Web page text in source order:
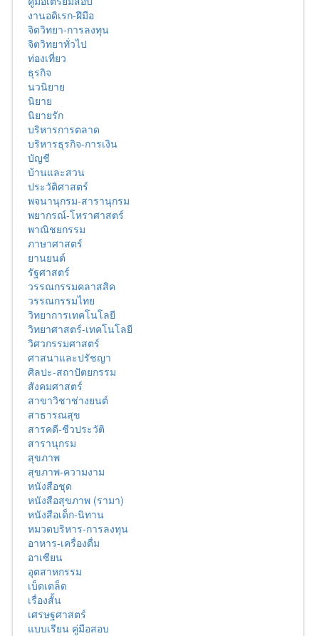
งานอดิเรก-ฝีมือ
จิตวิทยา-การลงทุน
จิตวิทยาทั่วไป
ท่องเที่ยว
ธุรกิจ
นวนิยาย
นิยาย
นิยายรัก
บริหารการตลาด
บริหารธุรกิจ-การเงิน
บัญชี
บ้านและสวน
ประวัติศาสตร์
พจนานุกรม-สารานุกรม
พยากรณ์-โหราศาสตร์
พาณิชยกรรม
ภาษาศาสตร์
ยานยนต์
รัฐศาสตร์
วรรณกรรมคลาสสิค
วรรณกรรมไทย
วิทยาการเทคโนโลยี
วิทยาศาสตร์-เทคโนโลยี
วิศวกรรมศาสตร์
ศาสนาและปรัชญา
ศิลปะ-สถาปัตยกรรม
สังคมศาสตร์
สาขาวิชาช่างยนต์
สาธารณสุข
สารคดี-ชีวประวัติ
สารานุกรม
สุขภาพ
สุขภาพ-ความงาม
หนังสือชุด
หนังสือสุขภาพ (รามา)
หนังสือเด็ก-นิทาน
หมวดบริหาร-การลงทุน
อาหาร-เครื่องดื่ม
อาเซียน
อุตสาหกรรม
เบ็ดเตล็ด
เรื่องสั้น
เศรษฐศาสตร์
แบบเรียน คู่มือสอบ